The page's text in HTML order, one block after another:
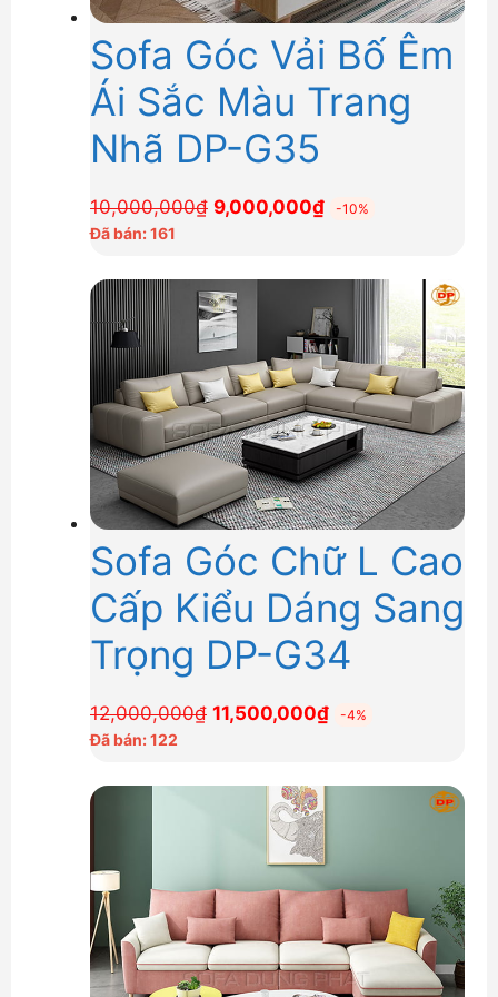
Sofa Góc Vải Bố Êm
Ái Sắc Màu Trang
Nhã DP-G35
10,000,000₫ Giá
10,000,000₫.
9,000,000₫Giá
9,000,000₫.
-10%
Đã bán: 161
Sofa Góc Chữ L Cao
Cấp Kiểu Dáng Sang
Trọng DP-G34
12,000,000₫ Giá
12,000,000₫.
11,500,000₫Giá
-4%
Đã bán: 122